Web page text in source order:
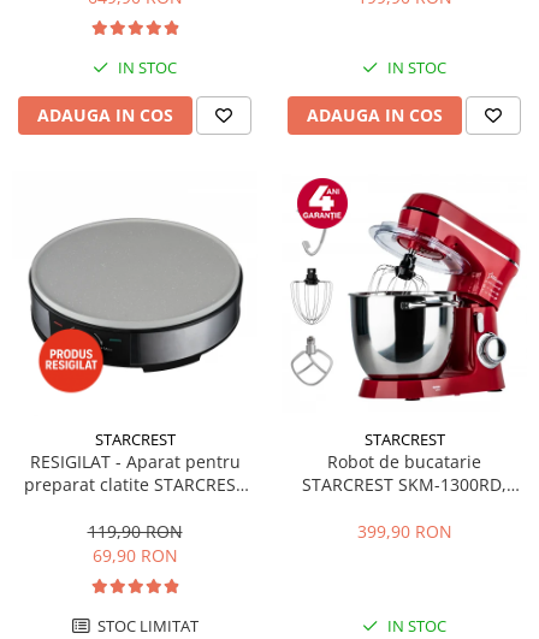
IN STOC
ADAUGA IN COS
IN STOC
ADAUGA IN COS
STARCREST
RESIGILAT - Aparat pentru
preparat clatite STARCREST
invelis ceramic antiaderent,
30 cm, Inox / Negru
119,90 RON
69,90 RON
STOC LIMITAT
STARCREST
Robot de bucatarie
STARCREST SKM-1300RD,
Accesorii, 10 Viteze + Pulse,
399,90 RON
IN STOC